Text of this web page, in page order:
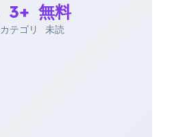
3+
カテゴリ
無料
未読